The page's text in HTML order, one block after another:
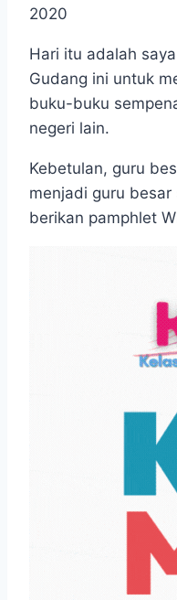
2020
Hari itu adalah
Gudang ini untuk
buku-buku
negeri lain.
Kebetulan, guru
menjadi guru
berikan pamphlet